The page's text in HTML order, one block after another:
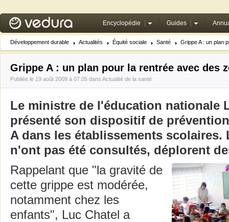
Encyclopédie Guides
Développement durable Actualités Équité sociale Santé Grippe A : un plan
Grippe A : un plan pour la rentrée avec des
Publiée le 19 août 2009 à 07:05 dans Actualité de la santé
Le ministre de l'éducation nationale
présenté son dispositif de
A dans les établissements scolaires.
n'ont pas été consultés, déplorent
Rappelant que "la gravité de
cette grippe est modérée,
notamment chez les
enfants", Luc Chatel a